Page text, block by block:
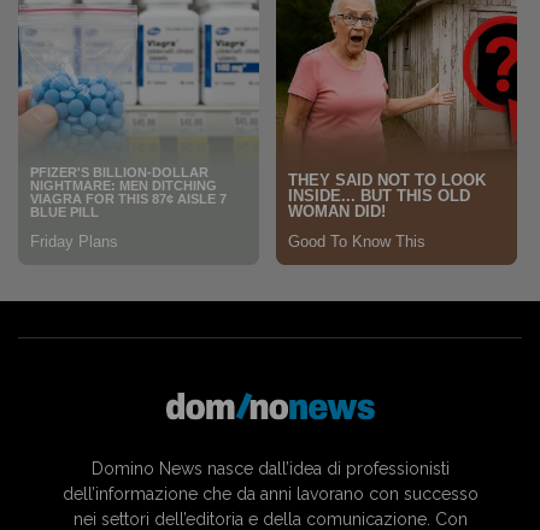
Domino News nasce dall’idea di professionisti
dell’informazione che da anni lavorano con successo
nei settori dell’editoria e della comunicazione. Con